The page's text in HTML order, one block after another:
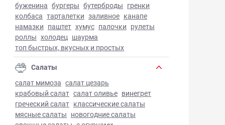
буженина бургеры бутерброды гренки
колбаса тарталетки заливное канапе
намазки паштет хумус палочки рулеты
роллы холодец шаурма
топ быстрых, вкусных и простых
Салаты
салат мимоза салат цезарь
крабовый салат салат оливье винегрет
греческий салат классические салаты
мясные салаты новогодние салаты